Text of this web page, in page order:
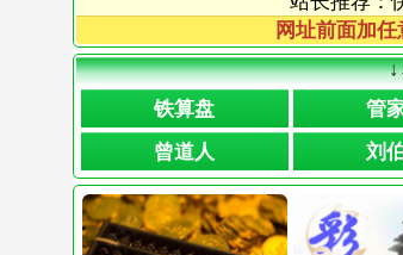
网址前面加
铁算盘
管
曾道人
刘